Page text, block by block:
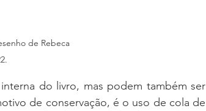
de Rebeca
do livro, mas podem também ser
de conservação, é o uso de cola de